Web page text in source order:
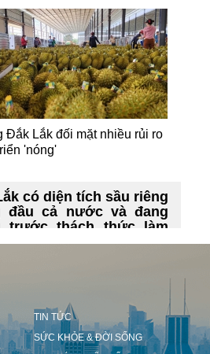
Đắk Lắk đối mặt nhiều rủi ro
'nóng'
có diện tích sầu riêng
đầu cả nước và đang
trước thách thức làm
cao chất lượng để
TIN TỨC
SỨC KHỎE & ĐỜI SỐNG